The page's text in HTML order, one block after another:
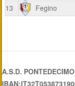
13
Fegino
A.S.D.